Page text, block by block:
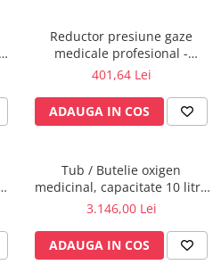
Reductor presiune gaze
medicale profesional -
ProControl_PC0781404
401,64 Lei
ADAUGA IN COS
Tub / Butelie oxigen
medicinal, capacitate 10 litri,
cu Regulator MediVital - GCE
3.146,00 Lei
ADAUGA IN COS